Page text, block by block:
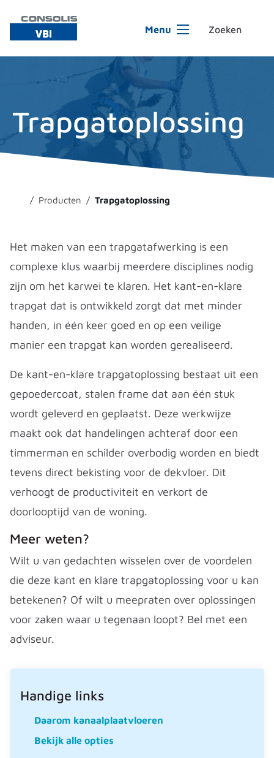
Menu
Trapgatoplossing
Producten Trapgatoplossing
Het maken van een trapgatafwerking is een
complexe klus waarbij meerdere disciplines nodig
zijn om het karwei te klaren. Het kant-en-klare
trapgat dat is ontwikkeld zorgt dat met minder
handen, in één keer goed en op een veilige
manier een trapgat kan worden gerealiseerd.
De kant-en-klare trapgatoplossing bestaat uit een
gepoedercoat, stalen frame dat aan één stuk
wordt geleverd en geplaatst. Deze werkwijze
maakt ook dat handelingen achteraf door een
timmerman en schilder overbodig worden en biedt
tevens direct bekisting voor de dekvloer. Dit
verhoogt de productiviteit en verkort de
doorlooptijd van de woning.
Meer weten?
Wilt u van gedachten wisselen over de voordelen
die deze kant en klare trapgatoplossing voor u kan
betekenen? Of wilt u meepraten over oplossingen
voor zaken waar u tegenaan loopt? Bel met een
adviseur.
Handige links
Daarom kanaalplaatvloeren
Bekijk alle opties